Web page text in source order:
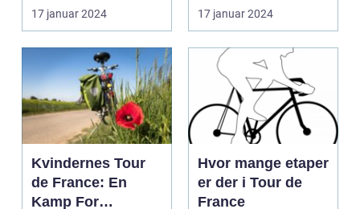
cykelryttere, har ...
17 januar 2024
discipliner inden for
prof...
17 januar 2024
Kvindernes Tour
de France: En
Kamp For
Hvor mange etaper
er der i Tour de
France